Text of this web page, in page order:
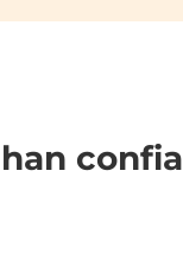
han